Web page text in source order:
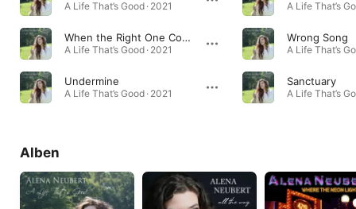
A Life That’s Good · 2021
When the Right One Comes Along
A Life That’s Good · 2021
Undermine
A Life That’s Good · 2021
A Life That’s
Wrong Song
A Life That’s
Sanctuary
A Life That’s
Alben